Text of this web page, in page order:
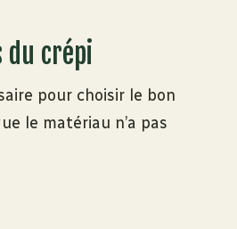
du crépi
pour choisir le bon
le matériau n’a pas